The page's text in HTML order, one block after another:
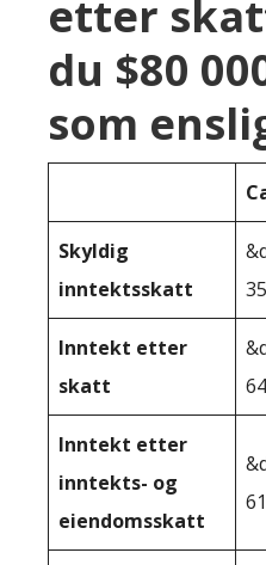
etter
du $80
som
Skyldig
inntektsskatt
Inntekt etter
skatt
Inntekt etter
inntekts- og
eiendomsskatt